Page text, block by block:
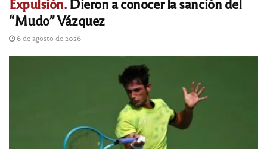
“Mudo” Vázquez
6 de agosto de 2026